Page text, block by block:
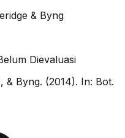
& Byng
Dievaluasi
& Byng. (2014). In: Bot.